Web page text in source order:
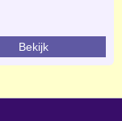
Bekijk